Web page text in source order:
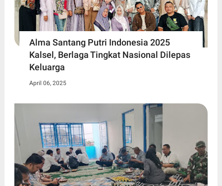
Alma Santang Putri Indonesia 2025
Kalsel, Berlaga Tingkat Nasional Dilepas
Keluarga
April 06, 2025